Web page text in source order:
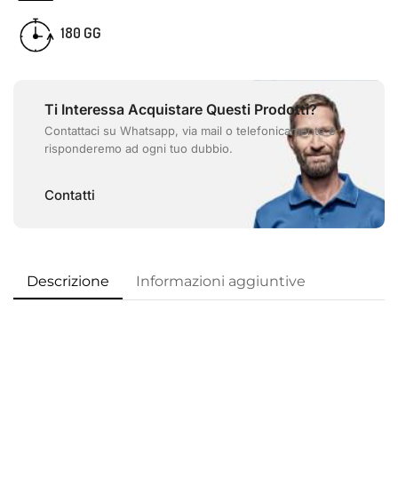
180 GG
Ti Interessa Acquistare Questi Prodotti?
Contattaci su Whatsapp, via mail o telefonicamente e
risponderemo ad ogni tuo dubbio.
Contatti
Descrizione Informazioni aggiuntive